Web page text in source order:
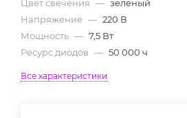
Цвет свечения — зеленый
Напряжение — 220 В
Мощность — 7,5 Вт
Ресурс диодов — 50 000 ч
Все характеристики